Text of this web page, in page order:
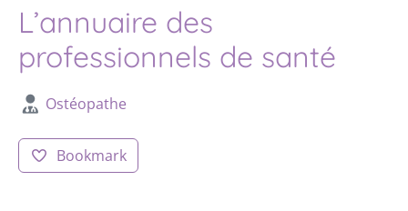
L’annuaire des
professionnels de santé
Ostéopathe
Bookmark